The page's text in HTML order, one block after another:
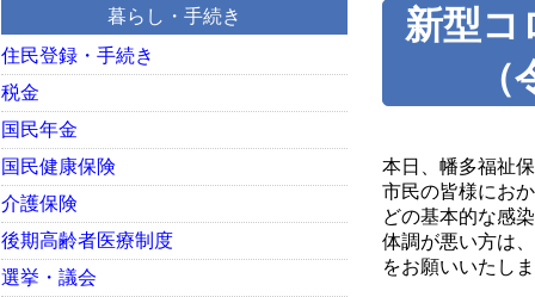
新型コ
本日、幡多福祉
市民の皆様にお
どの基本的な感
体調が悪い方は
をお願いいたし
暮らし・手続き
住民登録・手続き
税金
国民年金
国民健康保険
介護保険
後期高齢者医療制度
選挙・議会